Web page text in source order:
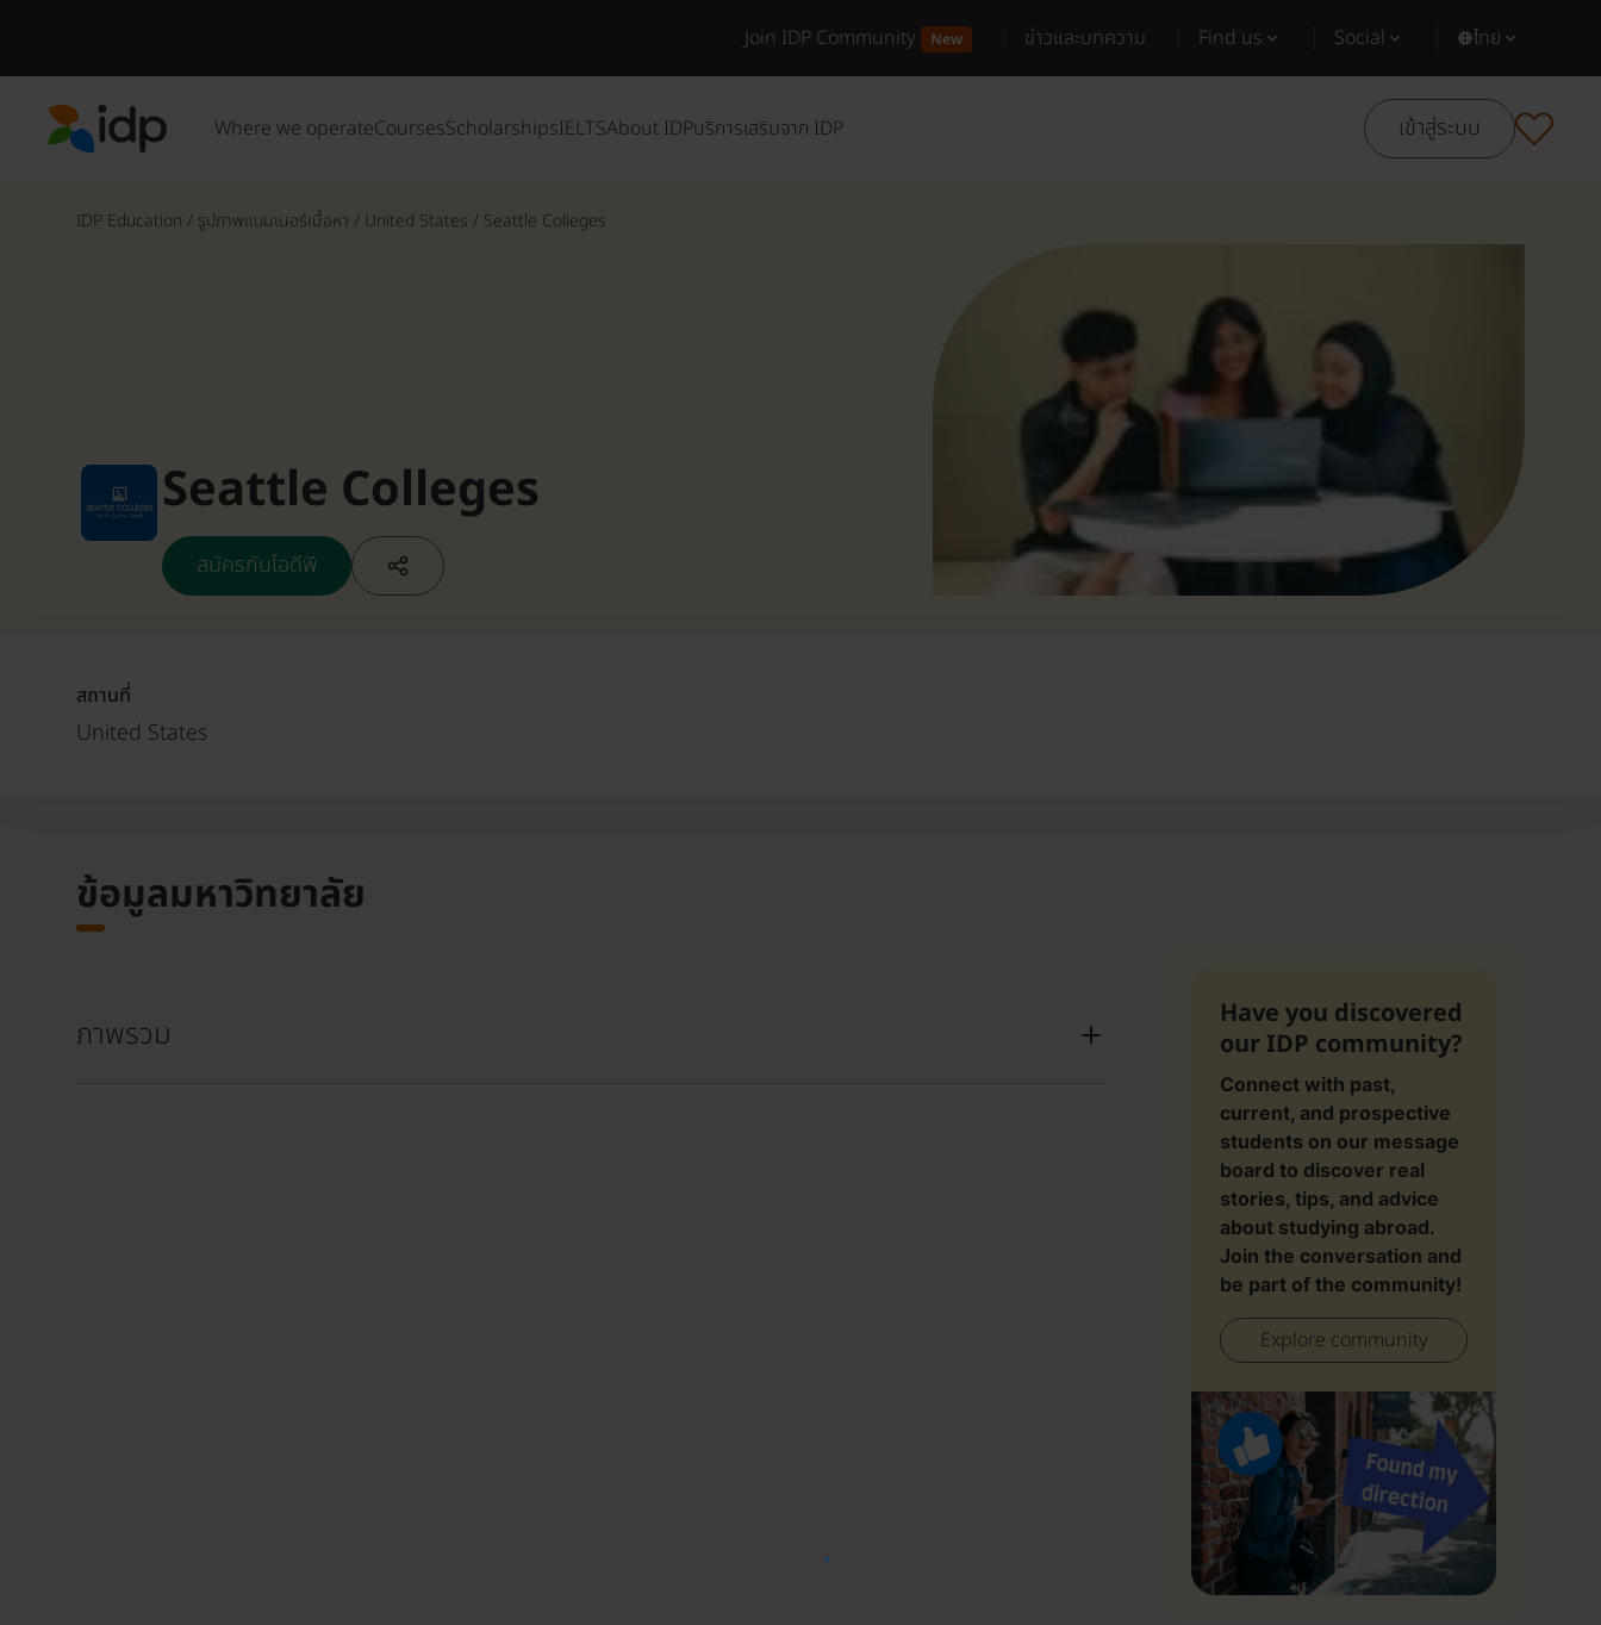
Join IDP Community New ข่าวและบทความ Find us Social ไทย
Where we operateCoursesScholarshipsIELTSAbout IDPบริการเสริมจาก IDP เข้าสู่ระบบ
IDP Education / รูปภาพแบนเนอร์เนื้อหา / United States / Seattle Colleges
Seattle Colleges
สมัครกับไอดีพี
สถานที่
United States
ข้อมูลมหาวิทยาลัย
ภาพรวม
Have you discovered
our IDP community?
Connect with past,
current, and prospective
students on our message
board to discover real
stories, tips, and advice
about studying abroad.
Join the conversation and
be part of the community!
Explore community